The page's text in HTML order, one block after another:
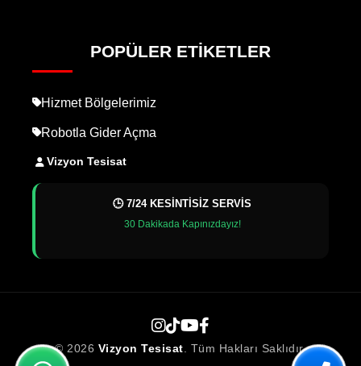
POPÜLER ETIKETLER
Hizmet Bölgelerimiz
Robotla Gider Açma
Vizyon Tesisat
🕒 7/24 KESİNTİSİZ SERVİS
30 Dakikada Kapınızdayız!
© 2026 Vizyon Tesisat . Tüm Hakları Saklıdır.